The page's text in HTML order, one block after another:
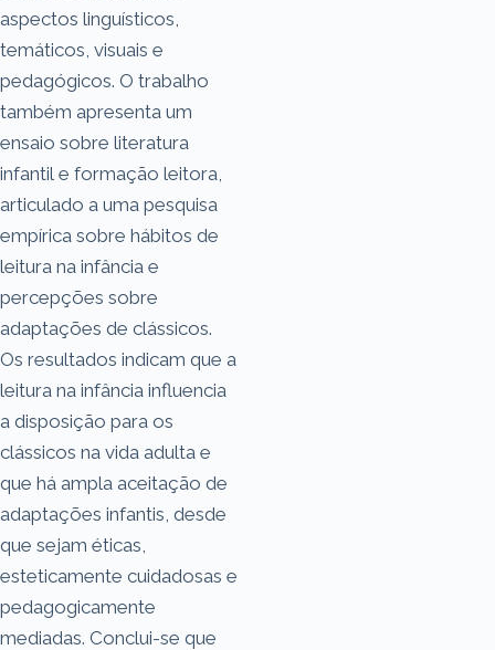
aspectos linguísticos,
temáticos, visuais e
pedagógicos. O trabalho
também apresenta um
ensaio sobre literatura
infantil e formação leitora,
articulado a uma pesquisa
empírica sobre hábitos de
leitura na infância e
percepções sobre
adaptações de clássicos.
Os resultados indicam que a
leitura na infância influencia
a disposição para os
clássicos na vida adulta e
que há ampla aceitação de
adaptações infantis, desde
que sejam éticas,
esteticamente cuidadosas e
pedagogicamente
mediadas. Conclui-se que